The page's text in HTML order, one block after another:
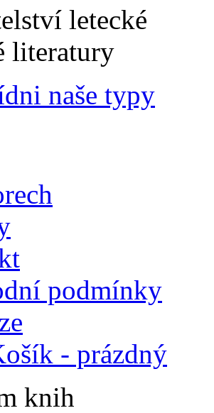
letecké
literatury
naše typy
podmínky
- prázdný
knih